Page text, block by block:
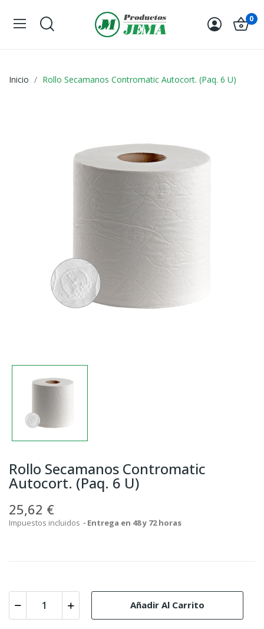
0
Inicio Rollo Secamanos Contromatic Autocort. (Paq. 6 U)
Rollo Secamanos Contromatic
Autocort. (Paq. 6 U)
25,62 €
Impuestos incluidos Entrega en 48 y 72 horas
Añadir Al Carrito